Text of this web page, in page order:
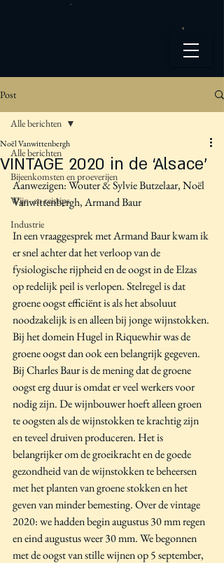
Post
Alle berichten
Bijeenkomsten en proeverijen
Wijn- en reistips
Industrie
Alle berichten
VINTAGE 2020 in de ‘Alsace’
Noël Vanwittenbergh
Aanwezigen: Wouter & Sylvie Butzelaar, Noël
Vanwittenbergh, Armand Baur
In een vraaggesprek met Armand Baur kwam ik
er snel achter dat het verloop van de
fysiologische rijpheid en de oogst in de Elzas
op redelijk peil is verlopen. Stelregel is dat
groene oogst efficiënt is als het absoluut
noodzakelijk is en alleen bij jonge wijnstokken.
Bij het domein Hugel in Riquewhir was de
groene oogst dan ook een belangrijk gegeven.
Bij Charles Baur is de mening dat de groene
oogst erg duur is omdat er veel werkers voor
nodig zijn. De wijnbouwer hoeft alleen groen
te oogsten als de wijnstokken te krachtig zijn
en teveel druiven produceren. Het is
belangrijker om de groeikracht en de goede
gezondheid van de wijnstokken te beheersen
met het planten van groene stokken en het
geven van minder bemesting. Over de vintage
2020: we hadden begin augustus 30 mm regen
en eind augustus weer 30 mm. We begonnen
met de oogst van stille wijnen op 5 september,